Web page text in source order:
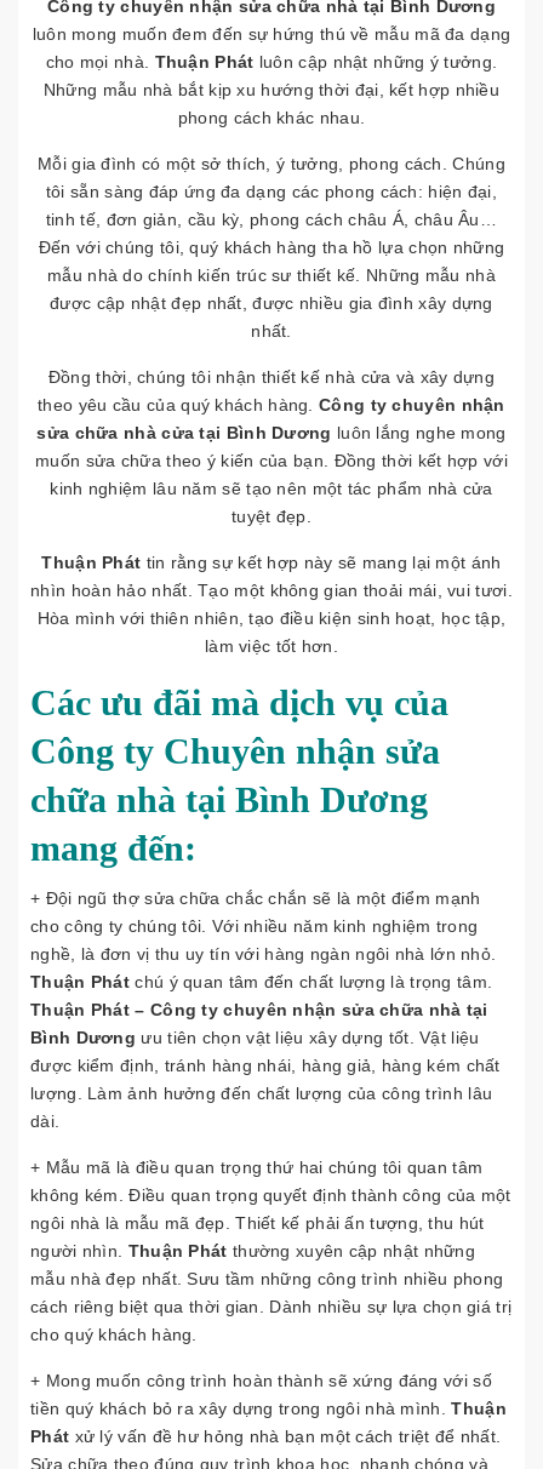
Công ty chuyên nhận sửa chữa nhà tại Bình Dương
luôn mong muốn đem đến sự hứng thú về mẫu mã đa dạng
cho mọi nhà. Thuận Phát luôn cập nhật những ý tưởng.
Những mẫu nhà bắt kịp xu hướng thời đại, kết hợp nhiều
phong cách khác nhau.
Mỗi gia đình có một sở thích, ý tưởng, phong cách. Chúng
tôi sẵn sàng đáp ứng đa dạng các phong cách: hiện đại,
tinh tế, đơn giản, cầu kỳ, phong cách châu Á, châu Âu…
Đến với chúng tôi, quý khách hàng tha hồ lựa chọn những
mẫu nhà do chính kiến trúc sư thiết kế. Những mẫu nhà
được cập nhật đẹp nhất, được nhiều gia đình xây dựng
nhất.
Đồng thời, chúng tôi nhận thiết kế nhà cửa và xây dựng
theo yêu cầu của quý khách hàng.Công ty chuyên nhận
sửa chữa nhà cửa tại Bình Dương luôn lắng nghe mong
muốn sửa chữa theo ý kiến của bạn. Đồng thời kết hợp với
kinh nghiệm lâu năm sẽ tạo nên một tác phẩm nhà cửa
tuyệt đẹp.
Thuận Phát tin rằng sự kết hợp này sẽ mang lại một ánh
nhìn hoàn hảo nhất. Tạo một không gian thoải mái, vui tươi.
Hòa mình với thiên nhiên, tạo điều kiện sinh hoạt, học tập,
làm việc tốt hơn.
Các ưu đãi mà dịch vụ của
Công ty Chuyên nhận sửa
chữa nhà tại Bình Dương
mang đến:
+ Đội ngũ thợ sửa chữa chắc chắn sẽ là một điểm mạnh
cho công ty chúng tôi. Với nhiều năm kinh nghiệm trong
nghề, là đơn vị thu uy tín với hàng ngàn ngôi nhà lớn nhỏ.
Thuận Phát chú ý quan tâm đến chất lượng là trọng tâm.
Thuận Phát – Công ty chuyên nhận sửa chữa nhà tại
Bình Dương ưu tiên chọn vật liệu xây dựng tốt. Vật liệu
được kiểm định, tránh hàng nhái, hàng giả, hàng kém chất
lượng. Làm ảnh hưởng đến chất lượng của công trình lâu
dài.
+ Mẫu mã là điều quan trọng thứ hai chúng tôi quan tâm
không kém. Điều quan trọng quyết định thành công của một
ngôi nhà là mẫu mã đẹp. Thiết kế phải ấn tượng, thu hút
người nhìn. Thuận Phát thường xuyên cập nhật những
mẫu nhà đẹp nhất. Sưu tầm những công trình nhiều phong
cách riêng biệt qua thời gian. Dành nhiều sự lựa chọn giá trị
cho quý khách hàng.
+ Mong muốn công trình hoàn thành sẽ xứng đáng với số
tiền quý khách bỏ ra xây dựng trong ngôi nhà mình.Thuận
Phát xử lý vấn đề hư hỏng nhà bạn một cách triệt để nhất.
Sửa chữa theo đúng quy trình khoa học, nhanh chóng và